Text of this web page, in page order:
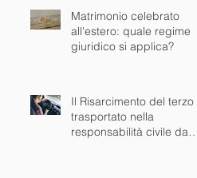
Matrimonio celebrato
all'estero: quale regime
giuridico si applica?
Il Risarcimento del terzo
trasportato nella
responsabilità civile da